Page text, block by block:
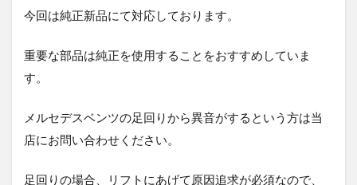
今回は純正新品にて対応しております。
重要な部品は純正を使用することをおすすめしていま
す。
メルセデスベンツの足回りから異音がするという方は当
店にお問い合わせください。
足回りの場合、リフトにあげて原因追求が必須なので、